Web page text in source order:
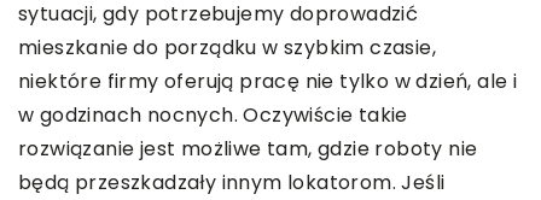
sytuacji, gdy potrzebujemy doprowadzić
mieszkanie do porządku w szybkim czasie,
niektóre firmy oferują pracę nie tylko w dzień, ale i
w godzinach nocnych. Oczywiście takie
rozwiązanie jest możliwe tam, gdzie roboty nie
będą przeszkadzały innym lokatorom. Jeśli